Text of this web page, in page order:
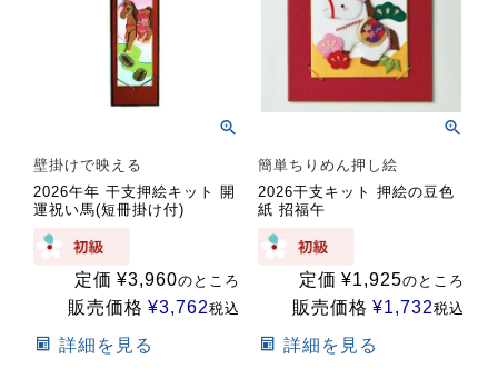
壁掛けで映える
2026午年 干支押絵キット 開
運祝い馬(短冊掛け付)
定価 ¥3,960のところ
販売価格 ¥3,762税込
詳細を見る
簡単ちりめん押し絵
2026干支キット 押絵の豆色
紙 招福午
定価 ¥1,925のところ
販売価格 ¥1,732税込
詳細を見る